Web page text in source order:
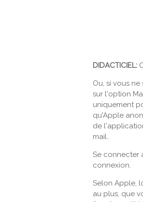
DIDACTICIEL:
Ou, si vous
sur l'option
uniquement
qu'Apple
de
mail..
Se connecter
connexion.
Selon Apple,
au plus, que